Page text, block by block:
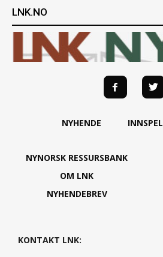
LNK.NO
NYHENDE INNSPEL
NYNORSK RESSURSBANK
OM LNK
NYHENDEBREV
KONTAKT LNK: